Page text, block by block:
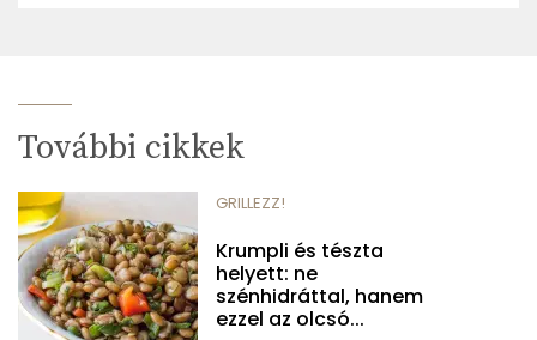
További cikkek
GRILLEZZ!
Krumpli és tészta
helyett: ne
szénhidráttal, hanem
ezzel az olcsó...